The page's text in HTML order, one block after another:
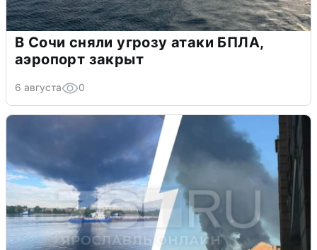
В Сочи сняли угрозу атаки БПЛА,
аэропорт закрыт
6 августа 0